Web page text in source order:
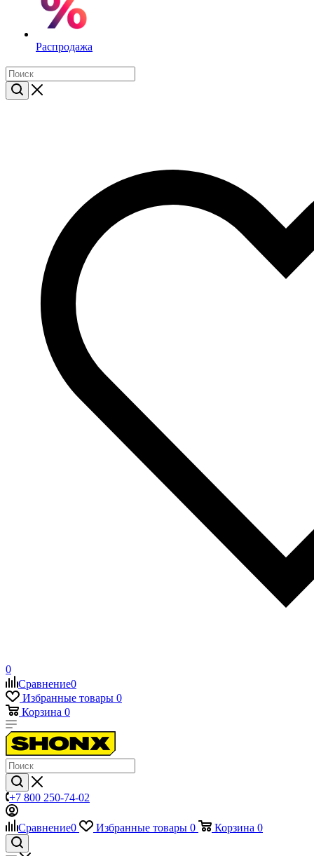
Распродажа
0
Сравнение0
Избранные товары 0
Корзина 0
+7 800 250-74-02
Сравнение0 Избранные товары 0 Корзина 0